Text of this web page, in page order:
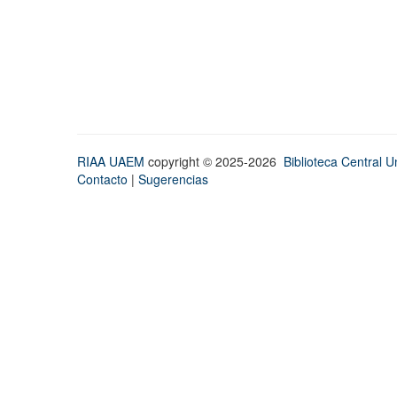
RIAA UAEM copyright © 2025-2026 Biblioteca Central
Contacto | Sugerencias